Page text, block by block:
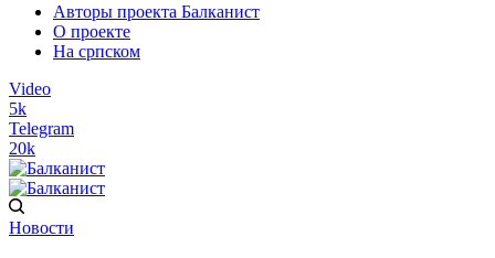
Авторы проекта Балканист
О проекте
На српском
Video
5k
Telegram
20k
Новости